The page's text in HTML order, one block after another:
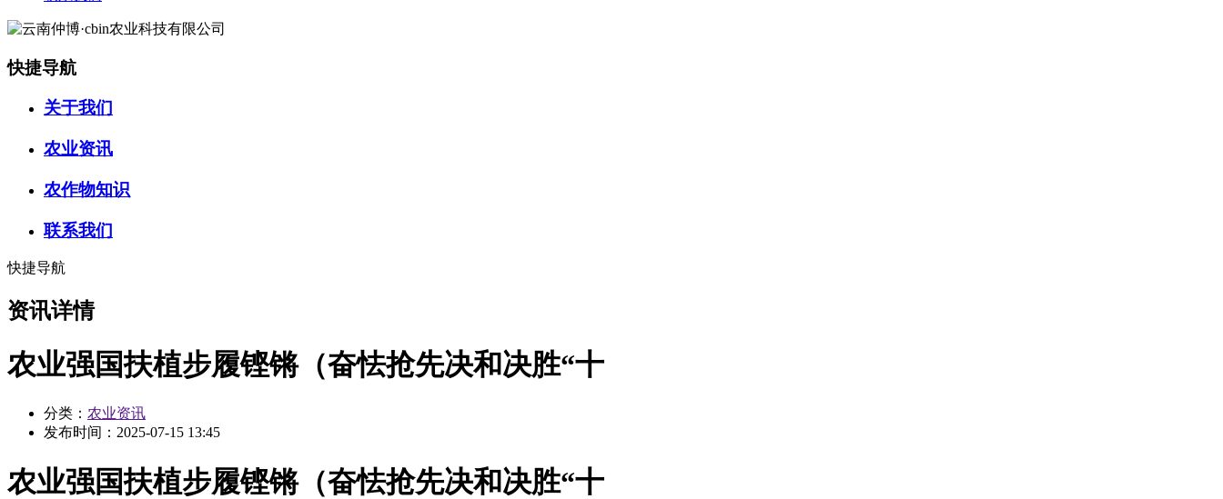
快捷导航
关于我们
农业资讯
农作物知识
联系我们
快捷导航
资讯详情
农业强国扶植步履铿锵（奋怯抢先决和决胜“十
分类： 农业资讯
发布时间： 2025-07-15 13:45
农业强国扶植步履铿锵（奋怯抢先决和决胜“十